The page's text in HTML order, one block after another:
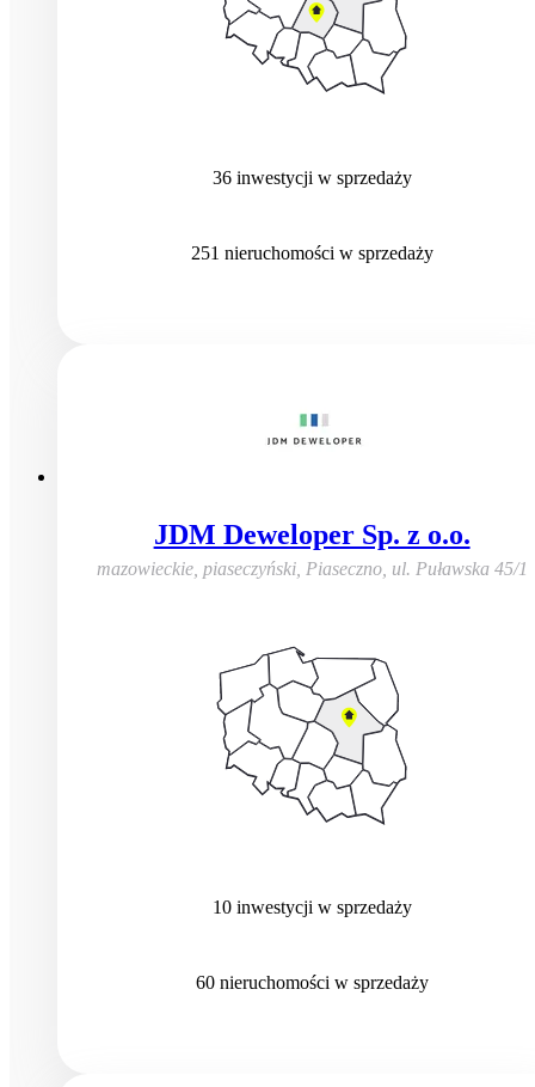
36 inwestycji w sprzedaży
251 nieruchomości w sprzedaży
JDM Deweloper Sp. z o.o.
mazowieckie, piaseczyński, Piaseczno, ul. Puławska 45/1
10 inwestycjiw sprzedaży
60 nieruchomości w sprzedaży